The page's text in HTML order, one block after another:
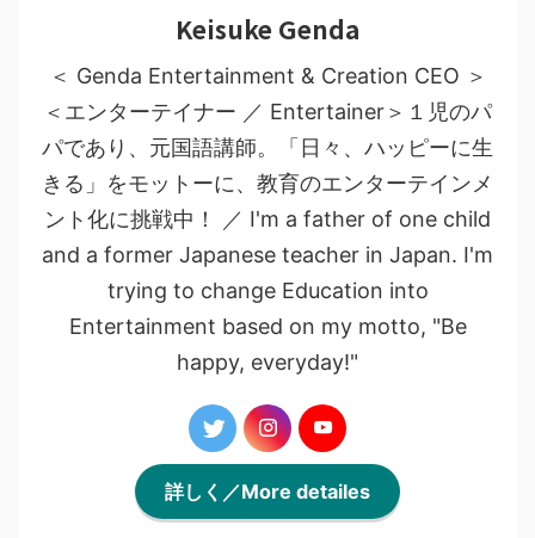
Keisuke Genda
＜ Genda Entertainment & Creation CEO ＞
＜エンターテイナー ／ Entertainer＞１児のパ
パであり、元国語講師。「日々、ハッピーに生
きる」をモットーに、教育のエンターテインメ
ント化に挑戦中！ ／ I'm a father of one child
and a former Japanese teacher in Japan. I'm
trying to change Education into
Entertainment based on my motto, "Be
happy, everyday!"
詳しく／More detailes